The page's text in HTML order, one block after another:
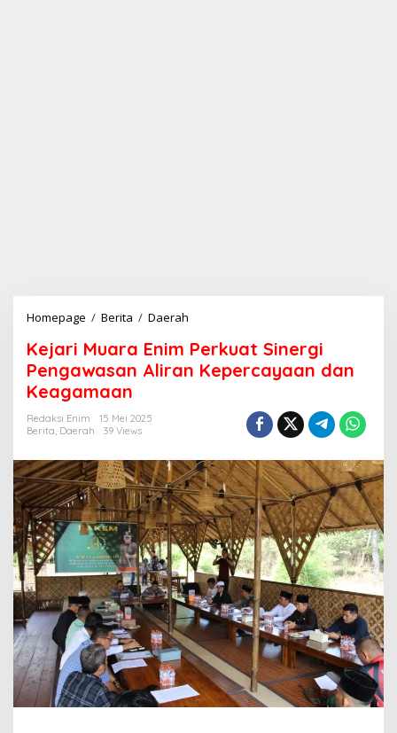
Homepage / Berita / Daerah
j
a
r
r
a
E
n
i
m
P
e
r
k
u
a
t
S
i
n
Kejari Muara Enim Perkuat Sinergi
Pengawasan Aliran Kepercayaan dan
Keagamaan
Redaksi Enim
15 Mei 2025
Berita, Daerah 39 Views